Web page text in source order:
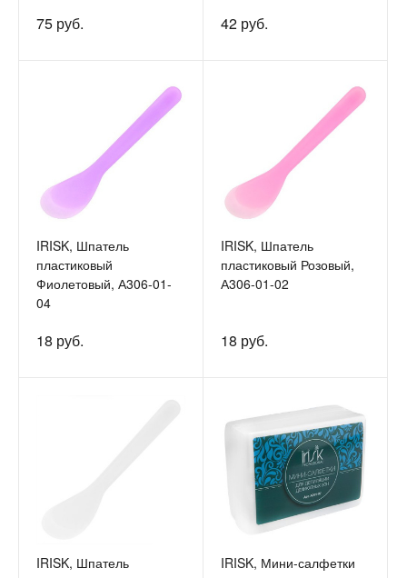
75 руб. 42 руб.
IRISK, Шпатель
пластиковый
Фиолетовый, А306-01-
04
18 руб.
IRISK, Шпатель
пластиковый Розовый,
А306-01-02
18 руб.
IRISK, Шпатель
IRISK, Мини-салфетки